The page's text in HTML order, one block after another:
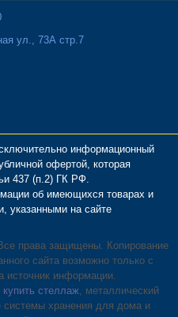
ул., 73А стр.7
информационный
офертой, которая
437 (п.2) ГК РФ.
об имеющихся товарах и
указанными на сайте
права защищены. Копирование
сайта возможно только с
источник информации.
купить стеллаж, металлический
системы хранения для дома и